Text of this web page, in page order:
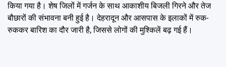
किया गया है। शेष जिलों में गर्जन के साथ आकाशीय बिजली गिरने और तेज
बौछारों की संभावना बनी हुई है। देहरादून और आसपास के इलाकों में रुक-
रुककर बारिश का दौर जारी है, जिससे लोगों की मुश्किलें बढ़ गई हैं।